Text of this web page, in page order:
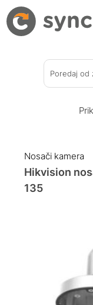
Poredaj od
Nosači kamera
Hikvision
135